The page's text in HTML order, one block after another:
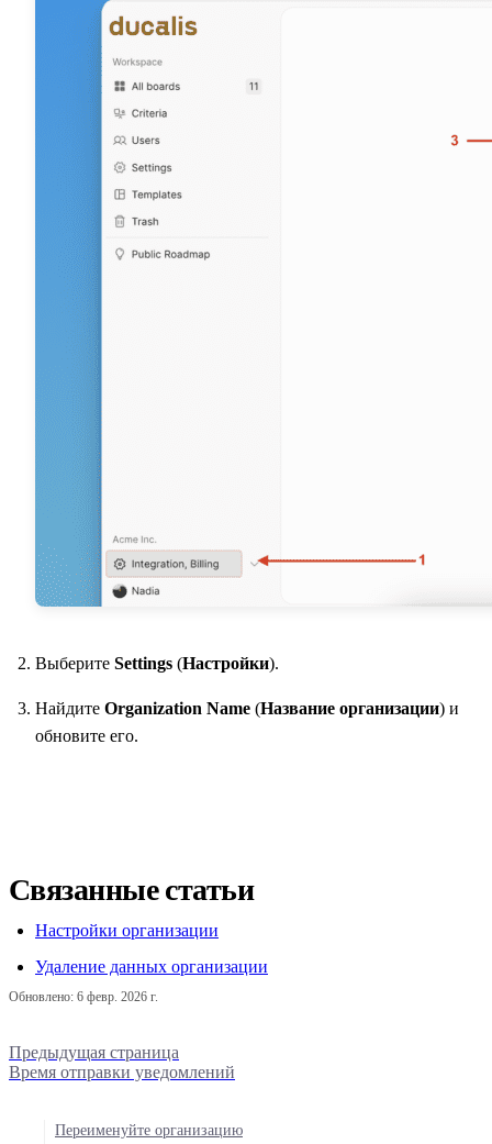
Выберите Settings (Настройки).
Найдите Organization Name (Название организации) и
обновите его.
Связанные статьи
Настройки организации
Удаление данных организации
Обновлено: 6 февр. 2026 г.
Предыдущая страница
Время отправки уведомлений
Переименуйте организацию